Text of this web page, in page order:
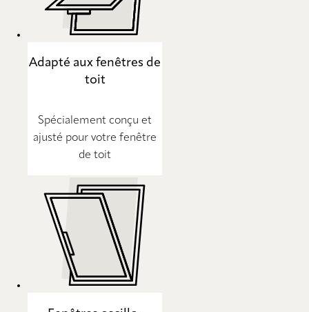
Adapté aux fenêtres de
toit
Spécialement conçu et
ajusté pour votre fenêtre
de toit